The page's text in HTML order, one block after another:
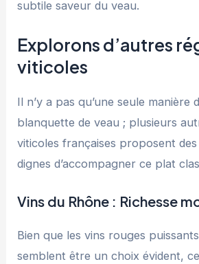
subtile saveur du veau.
Explorons d’autres
viticoles
Il n’y a pas qu’une seule manière
blanquette de veau ; plusieurs
viticoles françaises proposent
dignes d’accompagner ce plat
Vins du Rhône : Richesse
Bien que les vins rouges
semblent être un choix évident,